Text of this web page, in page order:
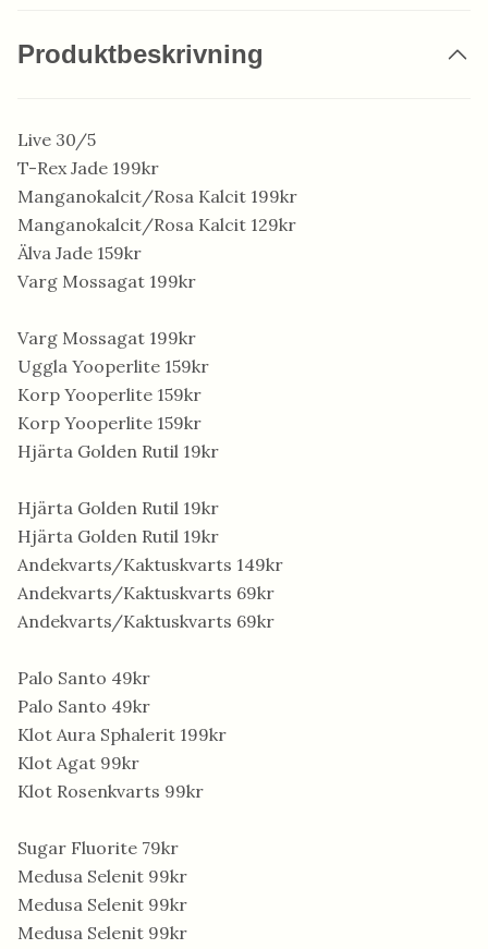
Produktbeskrivning
Live 30/5
T-Rex Jade 199kr
Manganokalcit/Rosa Kalcit 199kr
Manganokalcit/Rosa Kalcit 129kr
Älva Jade 159kr
Varg Mossagat 199kr
Varg Mossagat 199kr
Uggla Yooperlite 159kr
Korp Yooperlite 159kr
Korp Yooperlite 159kr
Hjärta Golden Rutil 19kr
Hjärta Golden Rutil 19kr
Hjärta Golden Rutil 19kr
Andekvarts/Kaktuskvarts 149kr
Andekvarts/Kaktuskvarts 69kr
Andekvarts/Kaktuskvarts 69kr
Palo Santo 49kr
Palo Santo 49kr
Klot Aura Sphalerit 199kr
Klot Agat 99kr
Klot Rosenkvarts 99kr
Sugar Fluorite 79kr
Medusa Selenit 99kr
Medusa Selenit 99kr
Medusa Selenit 99kr